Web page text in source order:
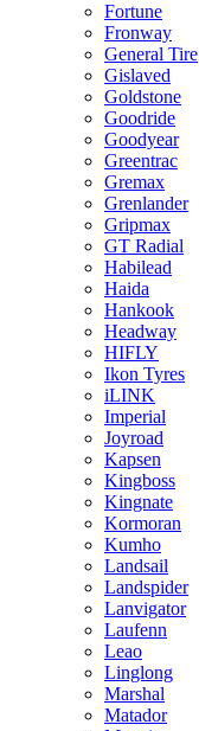
Fortune
Fronway
General Tire
Gislaved
Goldstone
Goodride
Goodyear
Greentrac
Gremax
Grenlander
Gripmax
GT Radial
Habilead
Haida
Hankook
Headway
HIFLY
Ikon Tyres
iLINK
Imperial
Joyroad
Kapsen
Kingboss
Kingnate
Kormoran
Kumho
Landsail
Landspider
Lanvigator
Laufenn
Leao
Linglong
Marshal
Matador